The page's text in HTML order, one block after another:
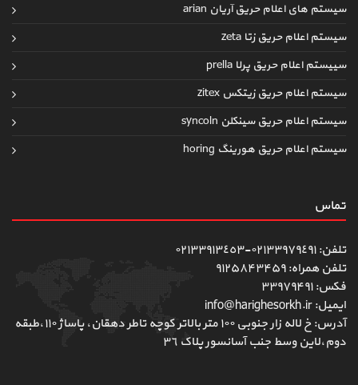
سیستم های اعلام حریق آریان arian
سیستم اعلام حریق زتا zeta
سییستم اعلام حریق پرلا prella
سیستم اعلام حریق زیتکس zitex
سیستم اعلام حریق سینکلن syncoln
سیستم اعلام حریق هورینگ horing
تماس
تلفن: ٠٢١٣٣٩٧٩٤٩١-٠٢١٣٣٩١٣٤٥٣
تلفن همراه: ۹۱۲۵۸۴۳۴۵۹
فکس: ۳۳۹۷۹۴۹۱
ایمیل: info@harighesorkh.ir
آدرس: خ لاله زار جنوبی ١٠٠ متر بالاتر کوچه تاطر دهقان، پاساژ ١١٠،طبقه
دوم،لاین وسط جنب آسانسور پلاک ٣٦